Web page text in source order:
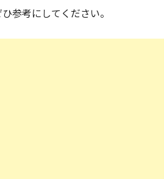
参考にしてください。